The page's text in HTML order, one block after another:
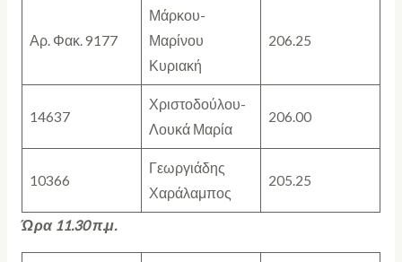
Αρ. Φακ. 9177
Μάρκου-
Μαρίνου
Κυριακή
206.25
14637
Χριστοδούλου-
Λουκά Μαρία
206.00
10366
Γεωργιάδης
Χαράλαμπος
205.25
Ώρα 11.30 π.μ.